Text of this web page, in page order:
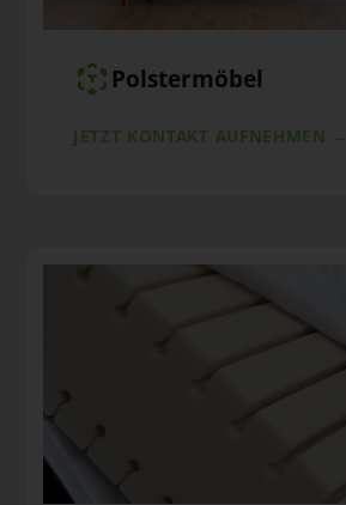
Polstermöbel
JETZT KONTAKT AUFNEHMEN →